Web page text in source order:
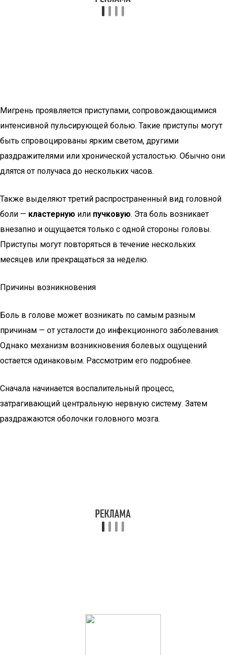
Мигрень проявляется приступами, сопровождающимися
интенсивной пульсирующей болью. Такие приступы могут
быть спровоцированы ярким светом, другими
раздражителями или хронической усталостью. Обычно они
длятся от получаса до нескольких часов.
Также выделяют третий распространенный вид головной
боли — кластерную или пучковую. Эта боль возникает
внезапно и ощущается только с одной стороны головы.
Приступы могут повторяться в течение нескольких
месяцев или прекращаться за неделю.
Причины возникновения
Боль в голове может возникать по самым разным
причинам — от усталости до инфекционного заболевания.
Однако механизм возникновения болевых ощущений
остается одинаковым. Рассмотрим его подробнее.
Сначала начинается воспалительный процесс,
затрагивающий центральную нервную систему. Затем
раздражаются оболочки головного мозга.